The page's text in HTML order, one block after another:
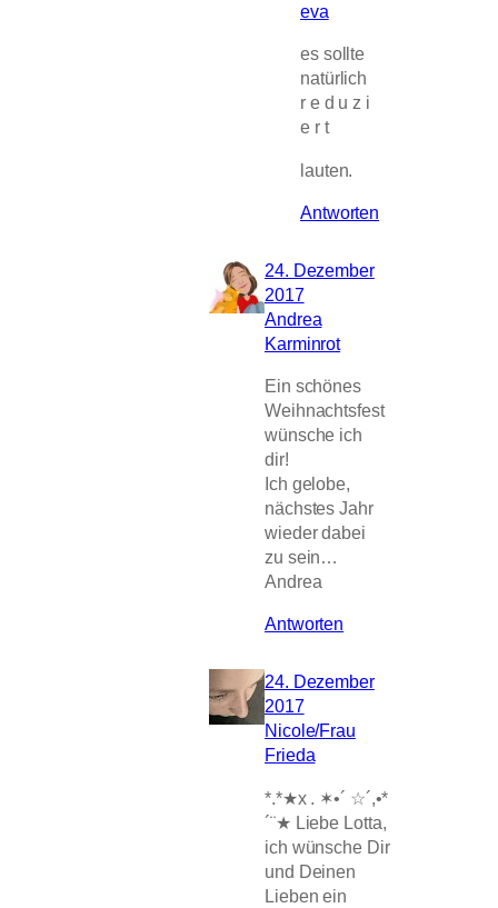
eva
es sollte
natürlich
r e d u z i
e r t
lauten.
Antworten
24. Dezember
2017
Andrea
Karminrot
Ein schönes
Weihnachtsfest
wünsche ich
dir!
Ich gelobe,
nächstes Jahr
wieder dabei
zu sein…
Andrea
Antworten
24. Dezember
2017
Nicole/Frau
Frieda
*.*★x . ✶•´ ☆´,•*
´¨★ Liebe Lotta,
ich wünsche Dir
und Deinen
Lieben ein